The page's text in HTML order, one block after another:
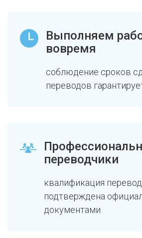
Выполняем
вовремя
соблюдение сроков
переводов
переводчики
квалификация
подтверждена
документами